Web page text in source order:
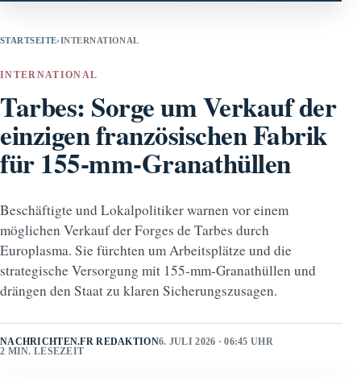
STARTSEITE›INTERNATIONAL
INTERNATIONAL
Tarbes: Sorge um Verkauf der
einzigen französischen Fabrik
für 155-mm-Granathüllen
Beschäftigte und Lokalpolitiker warnen vor einem
möglichen Verkauf der Forges de Tarbes durch
Europlasma. Sie fürchten um Arbeitsplätze und die
strategische Versorgung mit 155‑mm‑Granathüllen und
drängen den Staat zu klaren Sicherungszusagen.
NACHRICHTEN.FR REDAKTION6. JULI 2026 · 06:45 UHR
2 MIN. LESEZEIT